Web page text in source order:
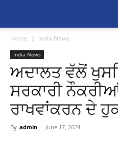
Home India News
India News
ਅਦਾਲਤ ਵੱਲੋਂ
ਸਰਕਾਰੀ
ਰਾਖਵਾਂਕਰਨ ਦੇ
By admin - June 17, 2024